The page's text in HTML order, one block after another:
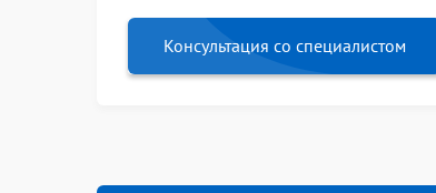
Консультация со специалистом